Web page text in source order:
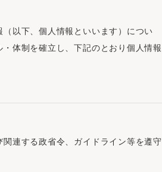
以下、個人情報といいます）につい
体制を確立し、下記のとおり個人情報
連する政省令、ガイドライン等を遵守